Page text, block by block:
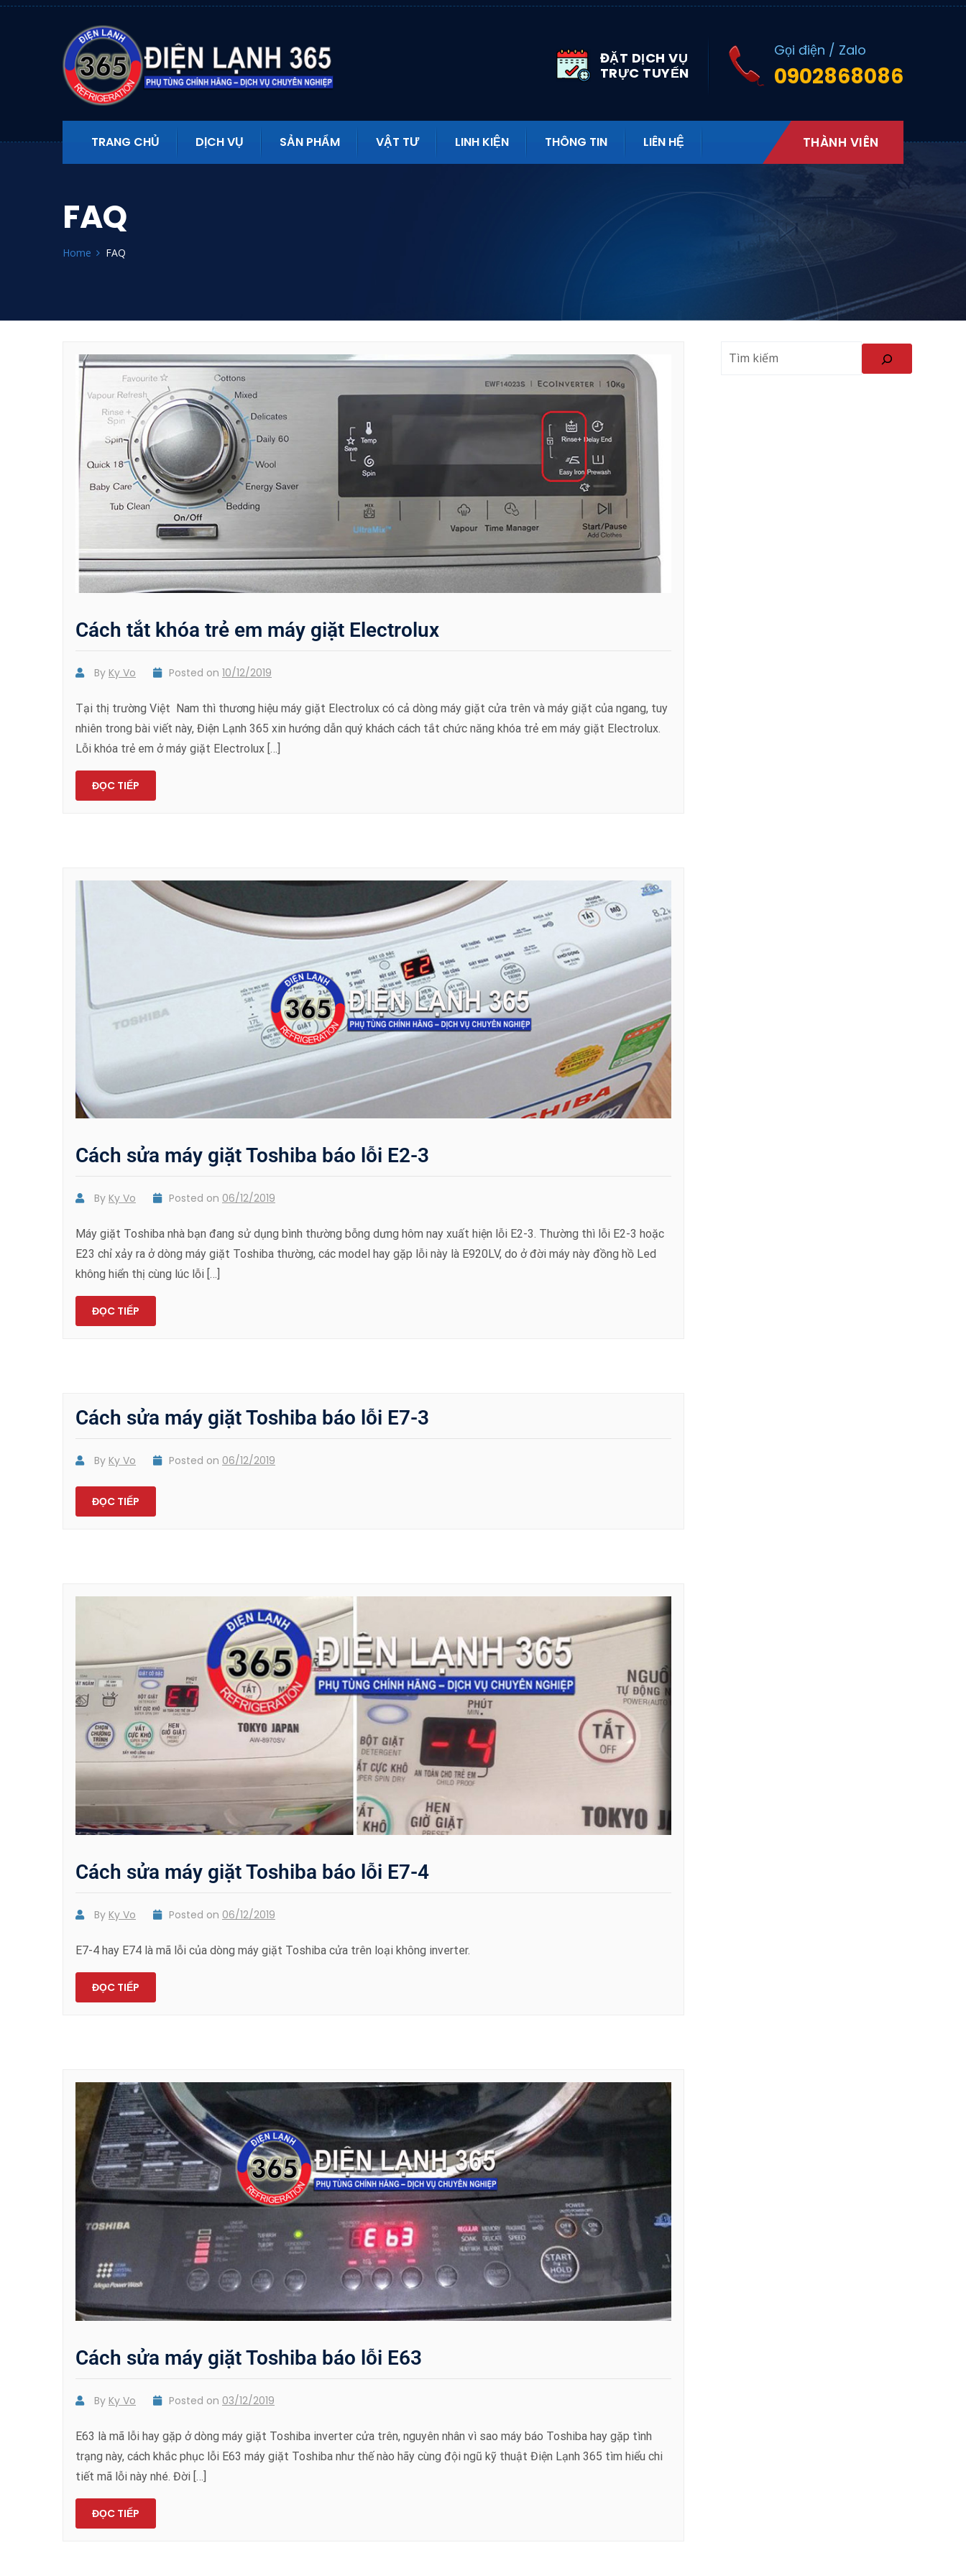
ĐẶT DỊCH VỤ
TRỰC TUYẾN
Gọi điện / Zalo
0902868086
TRANG CHỦ DỊCH VỤ SẢN PHẨM VẬT TƯ LINH KIỆN THÔNG TIN LIÊN HỆ THÀNH VIÊN
FAQ
Home FAQ
Cách tắt khóa trẻ em máy giặt Electrolux
By Ky Vo Posted on 10/12/2019
Tại thị trường Việt Nam thì thương hiệu máy giặt Electrolux có cả dòng máy giặt cửa trên và máy giặt của ngang, tuy
nhiên trong bài viết này, Điện Lạnh 365 xin hướng dẫn quý khách cách tắt chức năng khóa trẻ em máy giặt Electrolux.
Lỗi khóa trẻ em ở máy giặt Electrolux […]
ĐỌC TIẾP
Cách sửa máy giặt Toshiba báo lỗi E2-3
By Ky Vo Posted on 06/12/2019
Máy giặt Toshiba nhà bạn đang sử dụng bình thường bỗng dưng hôm nay xuất hiện lỗi E2-3. Thường thì lỗi E2-3 hoặc
E23 chỉ xảy ra ở dòng máy giặt Toshiba thường, các model hay gặp lỗi này là E920LV, do ở đời máy này đồng hồ Led
không hiển thị cùng lúc lỗi […]
ĐỌC TIẾP
Cách sửa máy giặt Toshiba báo lỗi E7-3
By Ky Vo Posted on 06/12/2019
ĐỌC TIẾP
Cách sửa máy giặt Toshiba báo lỗi E7-4
By Ky Vo Posted on 06/12/2019
E7-4 hay E74 là mã lỗi của dòng máy giặt Toshiba cửa trên loại không inverter.
ĐỌC TIẾP
Cách sửa máy giặt Toshiba báo lỗi E63
By Ky Vo Posted on 03/12/2019
E63 là mã lỗi hay gặp ở dòng máy giặt Toshiba inverter cửa trên, nguyên nhân vì sao máy báo Toshiba hay gặp tình
trạng này, cách khắc phục lỗi E63 máy giặt Toshiba như thế nào hãy cùng đội ngũ kỹ thuật Điện Lạnh 365 tìm hiểu chi
tiết mã lỗi này nhé. Đời […]
ĐỌC TIẾP